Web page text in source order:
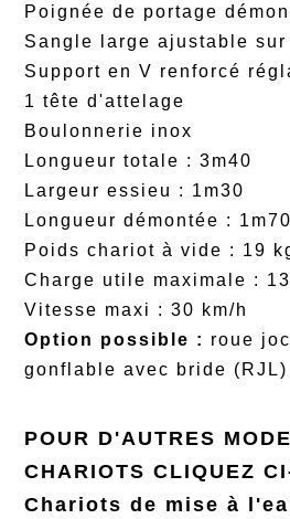
Poignée de portage
Sangle large ajustable
Support en V renforcé
1 tête d'attelage
Boulonnerie inox
Longueur totale : 3m40
Largeur essieu : 1m30
Longueur démontée : 1m70
Poids chariot à vide : 19
Charge utile maximale :
Vitesse maxi : 30 km/h
Option possible : roue
gonflable avec bride (RJL)
POUR D'AUTRES
CHARIOTS CLIQUEZ
Chariots de mise à